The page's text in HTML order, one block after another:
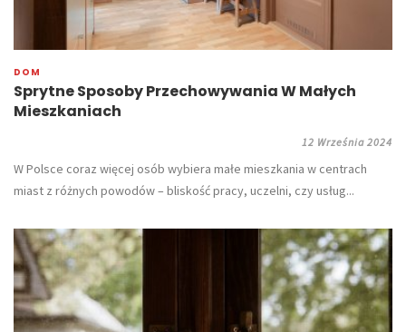
DOM
Sprytne Sposoby Przechowywania W Małych
Mieszkaniach
12 Września 2024
​W Polsce coraz więcej osób wybiera małe mieszkania w centrach
miast z różnych powodów – bliskość pracy, uczelni, czy usług...